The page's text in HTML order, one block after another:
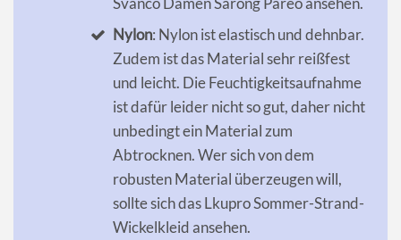
Nylon: Nylon ist elastisch und dehnbar.
Zudem ist das Material sehr reißfest
und leicht. Die Feuchtigkeitsaufnahme
ist dafür leider nicht so gut, daher nicht
unbedingt ein Material zum
Abtrocknen. Wer sich von dem
robusten Material überzeugen will,
sollte sich das Lkupro Sommer-Strand-
Wickelkleid ansehen.